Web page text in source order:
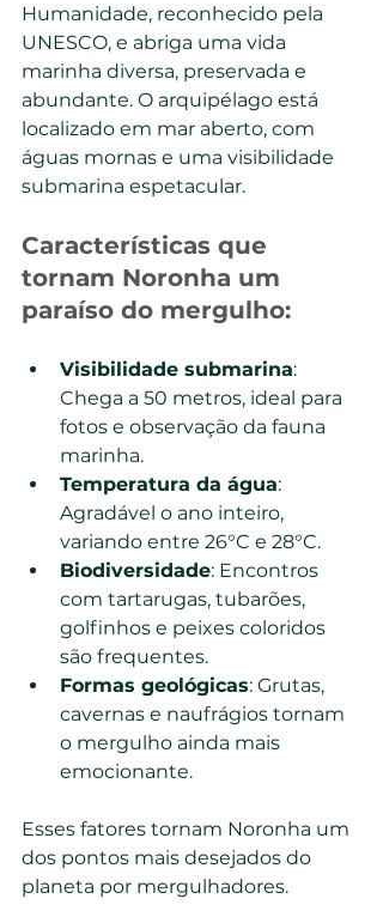
Humanidade, reconhecido pela
UNESCO, e abriga uma vida
marinha diversa, preservada e
abundante. O arquipélago está
localizado em mar aberto, com
águas mornas e uma visibilidade
submarina espetacular.
Características que
tornam Noronha um
paraíso do mergulho:
Visibilidade submarina:
Chega a 50 metros, ideal para
fotos e observação da fauna
marinha.
Temperatura da água:
Agradável o ano inteiro,
variando entre 26°C e 28°C.
Biodiversidade: Encontros
com tartarugas, tubarões,
golfinhos e peixes coloridos
são frequentes.
Formas geológicas: Grutas,
cavernas e naufrágios tornam
o mergulho ainda mais
emocionante.
Esses fatores tornam Noronha um
dos pontos mais desejados do
planeta por mergulhadores.